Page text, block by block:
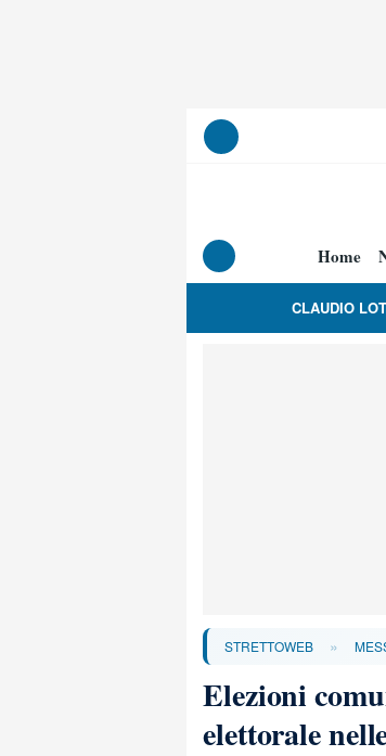
Home
CLAUDIO
STRETTOWEB »
Elezioni
elettorale